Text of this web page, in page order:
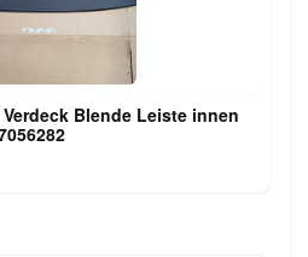
Blende Leiste innen